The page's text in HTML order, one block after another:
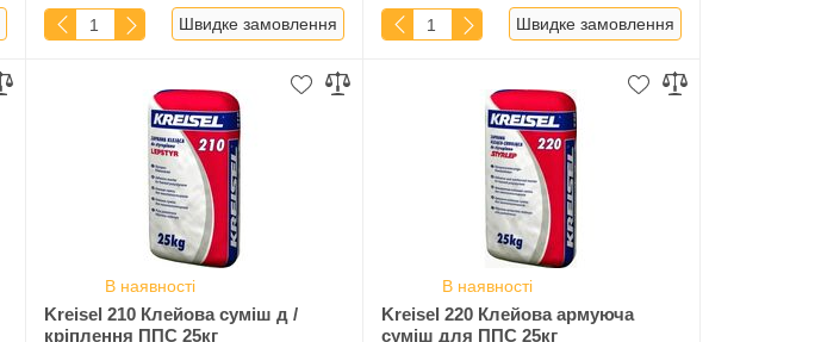
Швидке замовлення Швидке замовлення
В наявності
Kreisel 210 Клейова суміш д /
кріплення ППС 25кг
В наявності
Kreisel 220 Клейова армуюча
суміш для ППС 25кг